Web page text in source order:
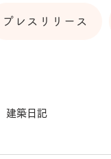
プレスリリース
建築日記